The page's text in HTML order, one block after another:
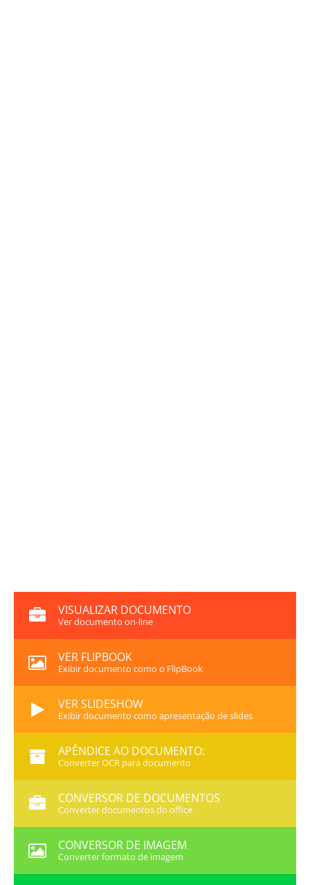
VISUALIZAR DOCUMENTO
Ver documento on-line
VER FLIPBOOK
Exibir documento como o FlipBook
VER SLIDESHOW
Exibir documento como apresentação de slides
APÊNDICE AO DOCUMENTO:
Converter OCR para documento
CONVERSOR DE DOCUMENTOS
Converter documentos do office
CONVERSOR DE IMAGEM
Converter formato de imagem